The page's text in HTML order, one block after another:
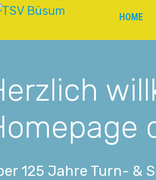
HOME
125 Jahre Turn- &